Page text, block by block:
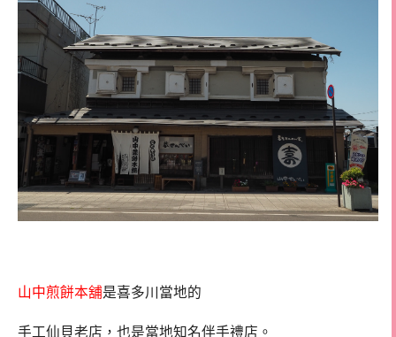
山中煎餅本舖是喜多川當地的
手工仙貝老店，也是當地知名伴手禮店。